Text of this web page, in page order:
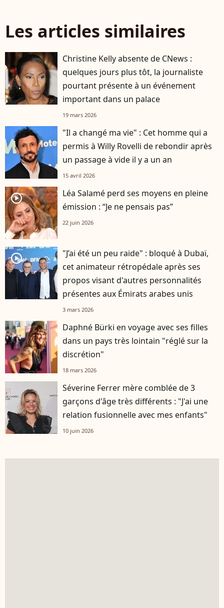
Les articles similaires
Christine Kelly absente de CNews :
quelques jours plus tôt, la journaliste
pourtant présente à un événement
important dans un palace
19 mars 2026
"Il a changé ma vie" : Cet homme qui a
permis à Willy Rovelli de rebondir après
un passage à vide il y a un an
15 avril 2026
player2
Léa Salamé perd ses moyens en pleine
émission : “Je ne pensais pas”
22 juin 2026
player2
"J’ai été un peu raide" : bloqué à Dubaï,
cet animateur rétropédale après ses
propos visant d'autres personnalités
présentes aux Émirats arabes unis
3 mars 2026
Daphné Bürki en voyage avec ses filles
dans un pays très lointain "réglé sur la
discrétion"
18 mars 2026
Séverine Ferrer mère comblée de 3
garçons d'âge très différents : "J'ai une
relation fusionnelle avec mes enfants"
10 juin 2026